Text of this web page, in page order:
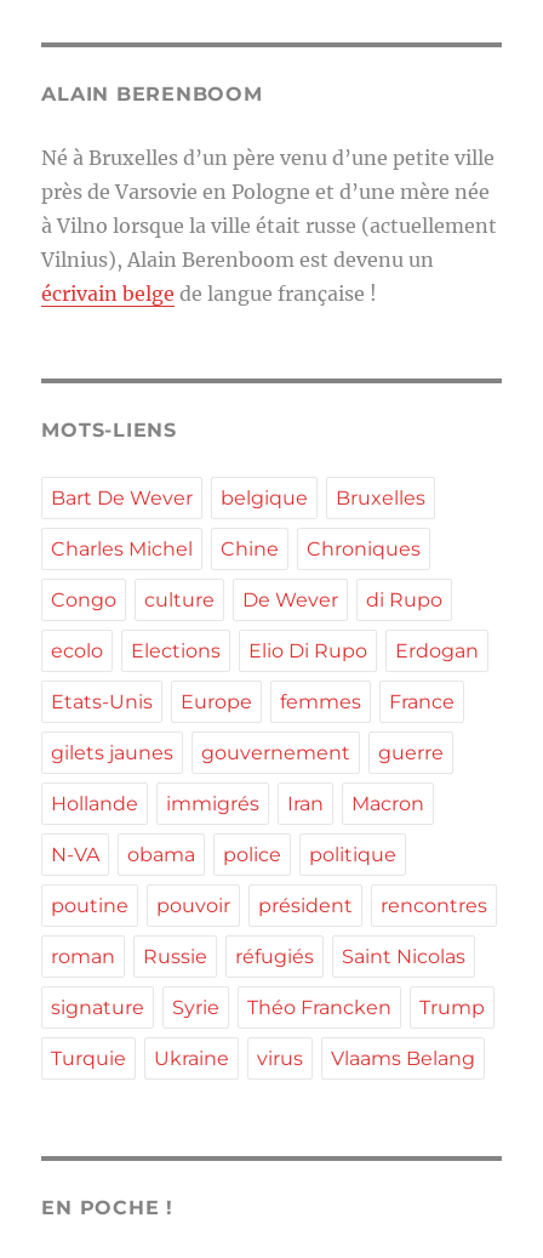
ALAIN BERENBOOM
Né à Bruxelles d’un père venu d’une petite ville
près de Varsovie en Pologne et d’une mère née
à Vilno lorsque la ville était russe (actuellement
Vilnius), Alain Berenboom est devenu un
écrivain belge de langue française !
MOTS-LIENS
Bart De Wever belgique Bruxelles
Charles Michel Chine Chroniques
Congo culture De Wever di Rupo
ecolo Elections Elio Di Rupo Erdogan
Etats-Unis Europe femmes France
gilets jaunes gouvernement guerre
Hollande immigrés Iran Macron
N-VA obama police politique
poutine pouvoir président rencontres
roman Russie réfugiés Saint Nicolas
signature Syrie Théo Francken Trump
Turquie Ukraine virus Vlaams Belang
EN POCHE !